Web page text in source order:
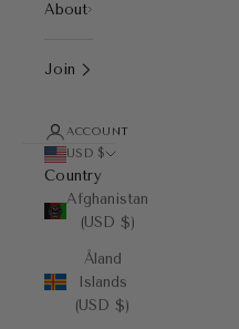
About
Join
ACCOUNT
USD $
Country
Afghanistan
(USD $)
Åland
Islands
(USD $)